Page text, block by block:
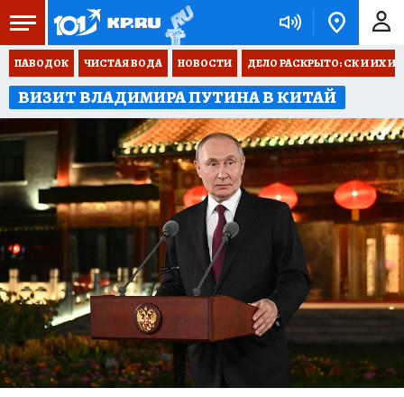
ПАВОДОК ЧИСТАЯ ВОДА НОВОСТИ ДЕЛО РАСКРЫТО: СК И ИХ
ВИЗИТ ВЛАДИМИРА ПУТИНА В КИТАЙ